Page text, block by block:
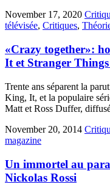
November 17, 2020
télévisée, Critiques,
«Crazy together»:
It et Stranger
Trente ans séparent la
King, It, et la populaire
Matt et Ross Duffer,
November 20, 2014
magazine
Un immortel au
Nickolas Rossi